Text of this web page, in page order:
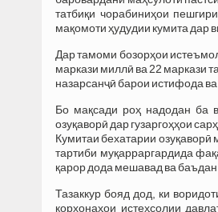
татбиқи чорабиниҳои
мақомоти ҳудудии кумита дар
Дар тамоми бозорҳои
маркази миллӣ ва 22 маркази
назарсанҷӣ барои истифода
Бо мақсади роҳ надодан ба
озуқаворӣ дар гузаргоҳҳои
Кумитаи бехатарии
тартиби муқарраргардида
қарор дода мешавад ва
Тазаккур бояд дод, ки
корхонаҳои истеҳсолии